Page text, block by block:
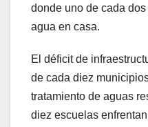
donde uno de cada
agua en casa.
El déficit de
de cada diez
tratamiento de aguas
diez escuelas